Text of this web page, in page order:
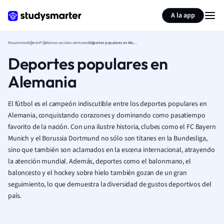
A la app
ResumenesAlemánProblemas sociales alemanes Deportes populares en Alemania
Deportes populares en
Alemania
El fútbol es el campeón indiscutible entre los deportes populares en
Alemania, conquistando corazones y dominando como pasatiempo
favorito de la nación. Con una ilustre historia, clubes como el FC Bayern
Munich y el Borussia Dortmund no sólo son titanes en la Bundesliga,
sino que también son aclamados en la escena internacional, atrayendo
la atención mundial. Además, deportes como el balonmano, el
baloncesto y el hockey sobre hielo también gozan de un gran
seguimiento, lo que demuestra la diversidad de gustos deportivos del
país.
Resumir página